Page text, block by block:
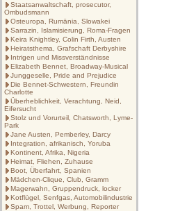
Staatsanwaltschaft, prosecutor,
Ombudsmann
Osteuropa, Rumänia, Slowakei
Sarrazin, Islamisierung, Roma-Fragen
Keira Knightley, Colin Firth, Austen
Heiratsthema, Grafschaft Derbyshire
Intrigen und Missverständnisse
Elizabeth Bennet, Broadway-Musical
Junggeselle, Pride and Prejudice
Die Bennet-Schwestern, Freundin
Charlotte
Überheblichkeit, Verachtung, Neid,
Eifersucht
Stolz und Vorurteil, Chatsworth, Lyme-
Park
Jane Austen, Pemberley, Darcy
Integration, afrikanisch, Yoruba
Kontinent, Afrika, Nigeria
Heimat, Fliehen, Zuhause
Boot, Überfahrt, Spanien
Mädchen-Clique, Club, Gramm
Magerwahn, Gruppendruck, locker
Kotflügel, Senfgas, Automobilindustrie
Spam, Trottel, Werbung, Reporter